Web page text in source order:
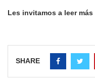
Les invitamos a leer
SHARE